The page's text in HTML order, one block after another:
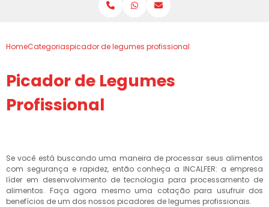
HomeCategoriaspicador de legumes profissional
Picador de Legumes
Profissional
Se você está buscando uma maneira de processar seus alimentos
com segurança e rapidez, então conheça a INCALFER: a empresa
líder em desenvolvimento de tecnologia para processamento de
alimentos. Faça agora mesmo uma cotação para usufruir dos
benefícios de um dos nossos picadores de legumes profissionais.